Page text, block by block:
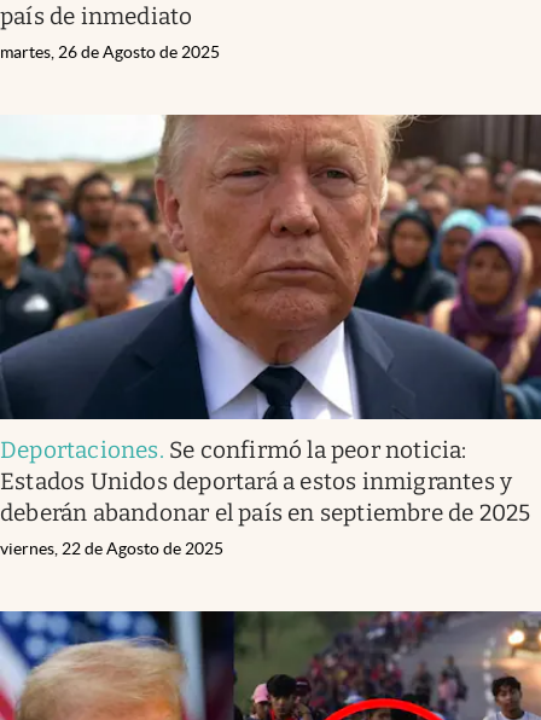
país de inmediato
martes, 26 de Agosto de 2025
Deportaciones. Se confirmó la peor noticia:
Estados Unidos deportará a estos inmigrantes y
deberán abandonar el país en septiembre de 2025
viernes, 22 de Agosto de 2025